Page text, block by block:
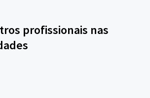
profissionais nas